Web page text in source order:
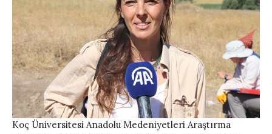
Koç Üniversitesi Anadolu Medeniyetleri Araştırma